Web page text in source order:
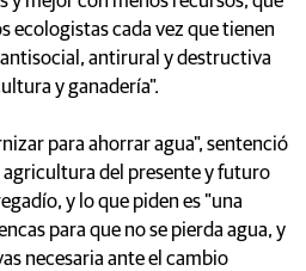
ecologistas cada vez que tienen
antirural y destructiva
y ganadería".
para ahorrar agua", sentenció
agricultura del presente y futuro
y lo que piden es "una
para que no se pierda agua, y
necesaria ante el cambio